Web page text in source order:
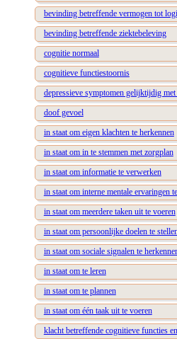
bevinding betreffende vermogen tot
bevinding betreffende ziektebeleving
cognitie normaal
cognitieve functiestoornis
depressieve symptomen gelijktijdig
doof gevoel
in staat om eigen klachten te herkennen
in staat om in te stemmen met zorgplan
in staat om informatie te verwerken
in staat om interne mentale ervaringen
in staat om meerdere taken uit te voeren
in staat om persoonlijke doelen te
in staat om sociale signalen te
in staat om te leren
in staat om te plannen
in staat om één taak uit te voeren
klacht betreffende cognitieve functies